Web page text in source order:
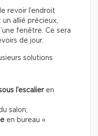
revoir l’endroit
allié précieux,
fenêtre. Ce sera
de jour.
solutions
l’escalieren
salon;
en bureau «